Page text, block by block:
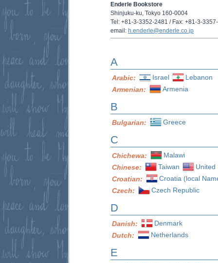
Enderle Bookstore
Shinjuku-ku, Tokyo 160-0004
Tel: +81-3-3352-2481 / Fax: +81-3-
email: h.enderle@enderle.co.jp
A
Arabic: Israel
Lebanon
Armenian:
Armenia
B
Bulgarian: Greece
C
Chichewa:
Malawi
Chinese:
Taiwan
United
Croatian:
Croatia (local
Czech:
Czech Republic
D
Danish:
Denmark
Dutch:
Netherlands
E